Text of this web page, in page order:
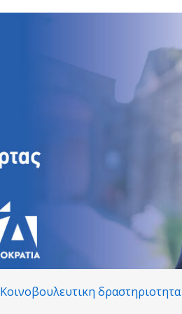
Κοινοβουλευτικη δραστηριοτητα